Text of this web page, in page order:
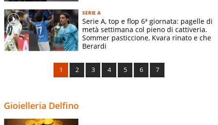
SERIE A
Serie A, top e flop 6ª giornata: pagelle di
metà settimana col pieno di cattiveria.
Sommer pasticcione, Kvara rinato e che
Berardi
1 2 3 4 5 6 7
Gioielleria Delfino